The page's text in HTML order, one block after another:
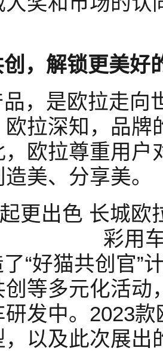
， 解锁更美好
，是欧拉走向
欧拉深知，品
，欧拉尊重用
美、分享美。
“好猫共创官”
等多元化活动
发中。2023
，以及此次展